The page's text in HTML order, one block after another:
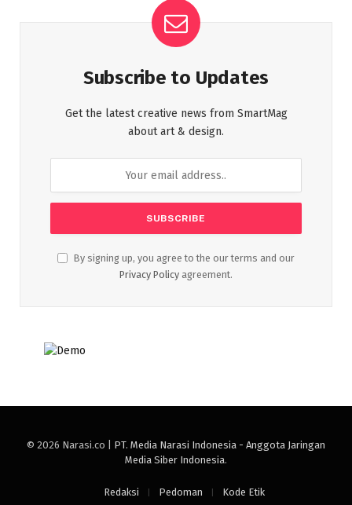
Subscribe to Updates
Get the latest creative news from SmartMag
about art & design.
By signing up, you agree to the our terms and our
Privacy Policy agreement.
© 2026 Narasi.co | PT. Media Narasi Indonesia - Anggota Jaringan
Media Siber Indonesia.
Redaksi Pedoman Kode Etik